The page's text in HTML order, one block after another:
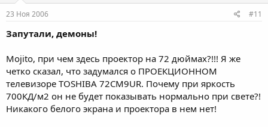
23 Ноя 2006 #11
Запутали, демоны!
Mojito, при чем здесь проектор на 72 дюймах?!!! Я же
четко сказал, что задумался о ПРОЕКЦИОННОМ
телевизоре TOSHIBA 72CM9UR. Почему при яркость
700КД/м2 он не будет показывать нормально при свете?!
Никакого белого экрана и проектора в нем нет!